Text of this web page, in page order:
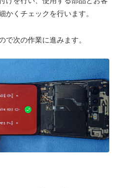
くチェックを行います。
で次の作業に進みます。